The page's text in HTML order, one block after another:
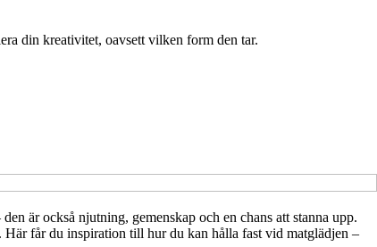
din kreativitet, oavsett vilken form den tar.
är också njutning, gemenskap och en chans att stanna upp.
Här får du inspiration till hur du kan hålla fast vid matglädjen –